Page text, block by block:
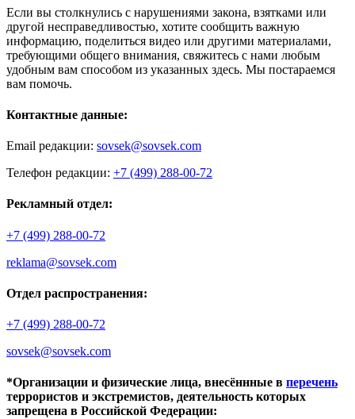
Если вы столкнулись с нарушениями закона, взятками или
другой несправедливостью, хотите сообщить важную
информацию, поделиться видео или другими материалами,
требующими общего внимания, свяжитесь с нами любым
удобным вам способом из указанных здесь. Мы постараемся
вам помочь.
Контактные данные:
Email редакции: sovsek@sovsek.com
Телефон редакции: +7 (499) 288-00-72
Рекламный отдел:
+7 (499) 288-00-72
reklama@sovsek.com
Отдел распространения:
+7 (499) 288-00-72
sovsek@sovsek.com
*Организации и физические лица, внесённные в перечень
террористов и экстремистов, деятельность которых
запрещена в Российской Федерации: